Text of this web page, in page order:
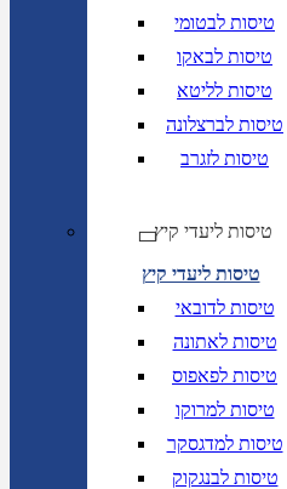
טיסות לבטומי
טיסות לבאקו
טיסות לליטא
טיסות לברצלונה
טיסות לזגרב
טיסות ליעדי קיץ
טיסות ליעדי קיץ
טיסות לדובאי
טיסות לאתונה
טיסות לפאפוס
טיסות למרוקו
טיסות למדגסקר
טיסות לבנגקוק